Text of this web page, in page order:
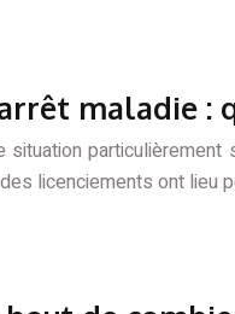
maladie :
licenciements ont lieu